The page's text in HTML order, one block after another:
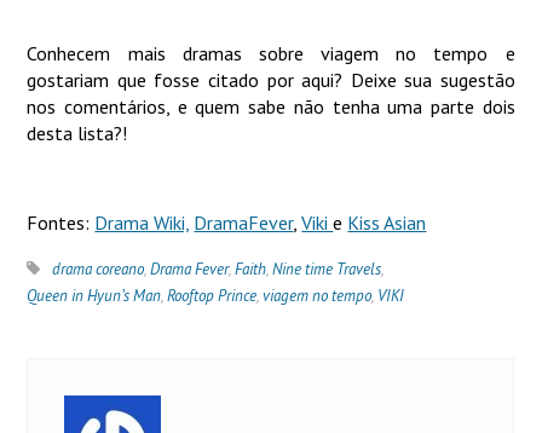
Conhecem mais dramas sobre viagem no tempo e
gostariam que fosse citado por aqui? Deixe sua sugestão
nos comentários, e quem sabe não tenha uma parte dois
desta lista?!
Fontes: Drama Wiki, DramaFever,Vikie Kiss Asian
drama coreano,Drama Fever,Faith,Nine time Travels,
Queen in Hyun’s Man,Rooftop Prince,viagem no tempo, VIKI